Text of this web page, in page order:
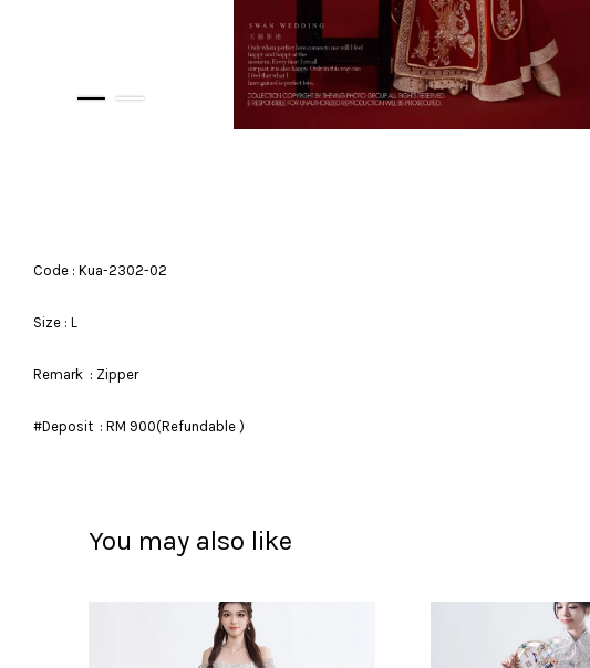
Code : Kua-2302-02
Size : L
Remark : Zipper
#Deposit : RM 900(Refundable )
You may also like